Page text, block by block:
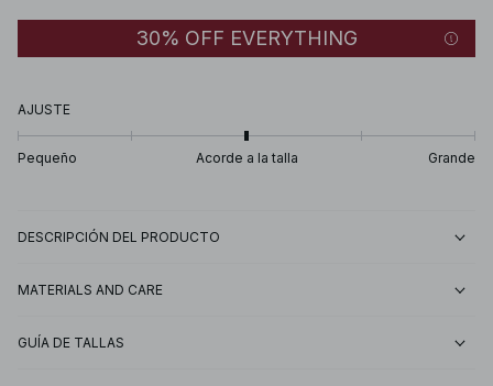
30% OFF EVERYTHING
AJUSTE
Pequeño Acorde a la talla Grande
DESCRIPCIÓN DEL PRODUCTO
MATERIALS AND CARE
GUÍA DE TALLAS